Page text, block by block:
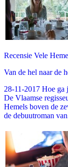
Recensie Vele
Van de hel naar de
28-11-2017 Hoe ga
De Vlaamse
Hemels boven de
de debuutroman